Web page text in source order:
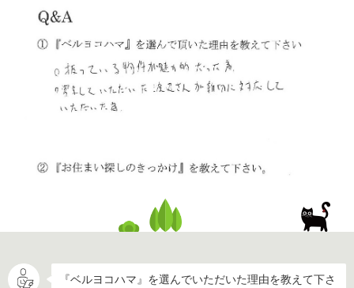
『ベルヨコハマ』を選んでいただいた理由を教えて下さ